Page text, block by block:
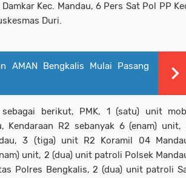
Kec. Mandau, 6 Pers Sat Pol PP
Duri.
AMAN Bengkalis Mulai Pasang
berikut, PMK, 1 (satu) unit
Kendaraan R2 sebanyak 6 (enam) unit,
3 (tiga) unit R2 Koramil 04
unit, 2 (dua) unit patroli Polsek
Polres Bengkalis, 2 (dua) unit patroli